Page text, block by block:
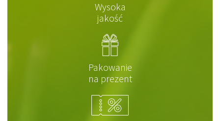
Wysoka
jakość
Pakowanie
na prezent